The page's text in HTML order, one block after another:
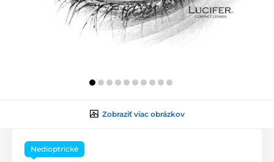
Zobraziť viac obrázkov
Nedioptrické